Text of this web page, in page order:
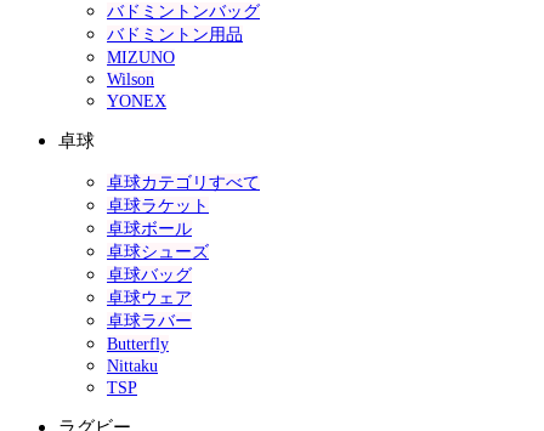
バドミントンバッグ
バドミントン用品
MIZUNO
Wilson
YONEX
卓球
卓球カテゴリすべて
卓球ラケット
卓球ボール
卓球シューズ
卓球バッグ
卓球ウェア
卓球ラバー
Butterfly
Nittaku
TSP